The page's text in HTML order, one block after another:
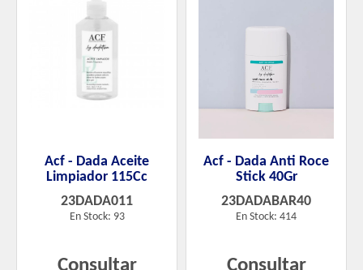
Acf - Dada Aceite
Limpiador 115Cc
23DADA011
En Stock: 93
Consultar
Acf - Dada Anti Roce
Stick 40Gr
23DADABAR40
En Stock: 414
Consultar